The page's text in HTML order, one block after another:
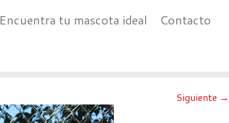
Encuentra tu mascota ideal Contacto
Siguiente →